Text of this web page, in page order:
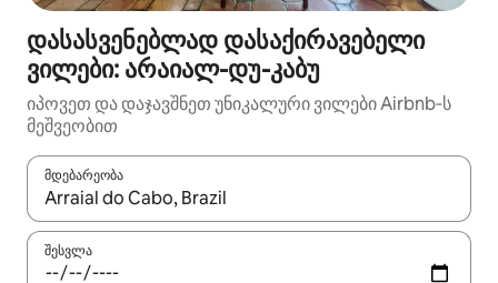
დასასვენებლად დასაქირავებელი
ვილები: არაიალ-დუ-კაბუ
იპოვეთ და დაჯავშნეთ უნიკალური ვილები Airbnb‑ს
მეშვეობით
მდებარეობა
როცა შედეგები ხელმისაწვდომი გახდება, ნავიგაციისთვის
შესვლა